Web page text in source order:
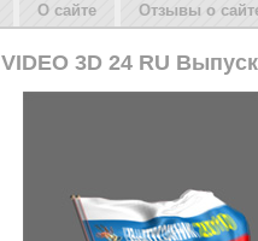
О сайте Отзывы о
VIDEO 3D 24 RU